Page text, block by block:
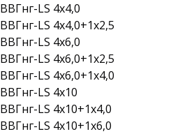
ВВГнг-LS 4х4,0
ВВГнг-LS 4х4,0+1х2,5
ВВГнг-LS 4х6,0
ВВГнг-LS 4х6,0+1х2,5
ВВГнг-LS 4х6,0+1х4,0
ВВГнг-LS 4х10
ВВГнг-LS 4х10+1х4,0
ВВГнг-LS 4х10+1х6,0